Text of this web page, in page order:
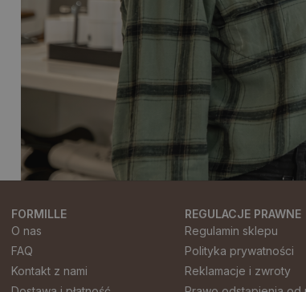
FORMILLE
O nas
FAQ
Kontakt z nami
REGULACJE PRAWNE
Regulamin sklepu
Polityka prywatności
Reklamacje i zwroty